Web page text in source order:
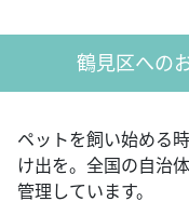
鶴見区への
ペットを飼い始める
け出を。全国の自治
管理しています。